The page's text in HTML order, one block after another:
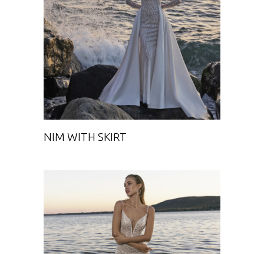
NIM WITH SKIRT
Chance
NIM WITH SKIRT
AMADEYA